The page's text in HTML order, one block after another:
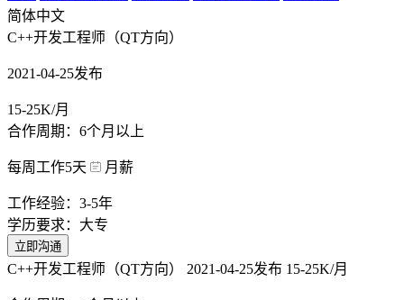
简体中文
C++开发工程师（QT方向）
2021-04-25发布
15-25K/月
合作周期：6个月以上
每周工作5天 月薪
工作经验：3-5年
学历要求：大专
立即沟通
C++开发工程师（QT方向） 2021-04-25发布 15-25K/月